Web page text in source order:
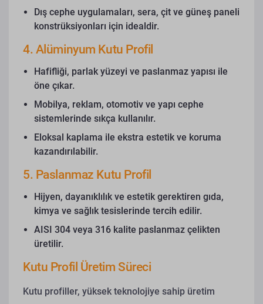
Dış cephe uygulamaları, sera, çit ve güneş paneli
konstrüksiyonları için idealdir.
4. Alüminyum Kutu Profil
Hafifliği, parlak yüzeyi ve paslanmaz yapısı ile
öne çıkar.
Mobilya, reklam, otomotiv ve yapı cephe
sistemlerinde sıkça kullanılır.
Eloksal kaplama ile ekstra estetik ve koruma
kazandırılabilir.
5. Paslanmaz Kutu Profil
Hijyen, dayanıklılık ve estetik gerektiren gıda,
kimya ve sağlık tesislerinde tercih edilir.
AISI 304 veya 316 kalite paslanmaz çelikten
üretilir.
Kutu Profil Üretim Süreci
Kutu profiller, yüksek teknolojiye sahip üretim